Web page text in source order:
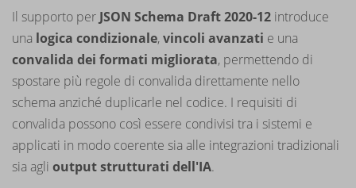
Il supporto per JSON Schema Draft 2020-12 introduce
una logica condizionale,vincoli avanzati e una
convalida dei formati migliorata, permettendo di
spostare più regole di convalida direttamente nello
schema anziché duplicarle nel codice. I requisiti di
convalida possono così essere condivisi tra i sistemi e
applicati in modo coerente sia alle integrazioni tradizionali
sia agli output strutturati dell'IA.